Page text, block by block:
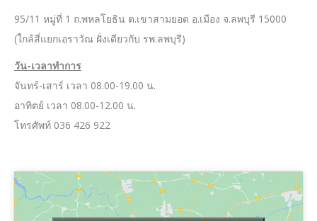
95/11 หมู่ที่ 1 ถ.พหลโยธิน ต.เขาสามยอด อ.เมือง จ.ลพบุรี 15000
(ใกล้สี่แยกเอราวัณ ฝั่งเดียวกับ รพ.ลพบุรี)
วัน-เวลาทำการ
จันทร์-เสาร์ เวลา 08.00-19.00 น.
อาทิตย์ เวลา 08.00-12.00 น.
โทรศัพท์ 036 426 922